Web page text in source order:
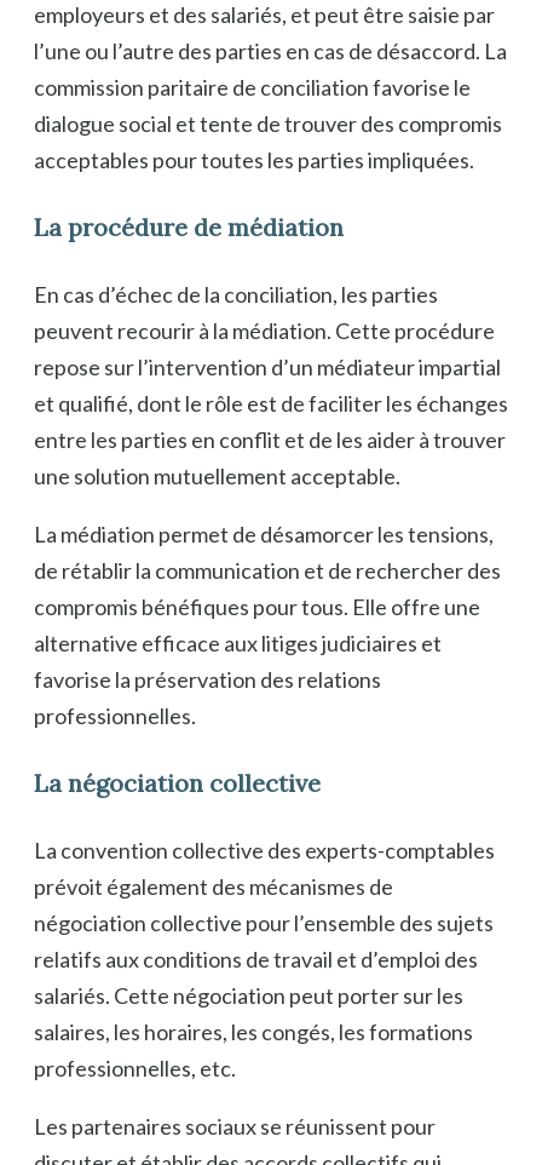
employeurs et des salariés, et peut être saisie par
l’une ou l’autre des parties en cas de désaccord. La
commission paritaire de conciliation favorise le
dialogue social et tente de trouver des compromis
acceptables pour toutes les parties impliquées.
La procédure de médiation
En cas d’échec de la conciliation, les parties
peuvent recourir à la médiation. Cette procédure
repose sur l’intervention d’un médiateur impartial
et qualifié, dont le rôle est de faciliter les échanges
entre les parties en conflit et de les aider à trouver
une solution mutuellement acceptable.
La médiation permet de désamorcer les tensions,
de rétablir la communication et de rechercher des
compromis bénéfiques pour tous. Elle offre une
alternative efficace aux litiges judiciaires et
favorise la préservation des relations
professionnelles.
La négociation collective
La convention collective des experts-comptables
prévoit également des mécanismes de
négociation collective pour l’ensemble des sujets
relatifs aux conditions de travail et d’emploi des
salariés. Cette négociation peut porter sur les
salaires, les horaires, les congés, les formations
professionnelles, etc.
Les partenaires sociaux se réunissent pour